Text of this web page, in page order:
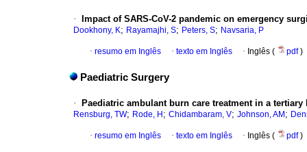
· Impact of SARS-CoV-2 pandemic on emergency
Dookhony, K; Rayamajhi, S; Peters, S; Navsaria, P
· resumo em Inglês · texto em Inglês · Inglês ( pdf)
Paediatric Surgery
· Paediatric ambulant burn care treatment in a tertiary
Rensburg, TW; Rode, H ; Chidambaram, V; Johnson, AM ;
· resumo em Inglês · texto em Inglês · Inglês ( pdf)